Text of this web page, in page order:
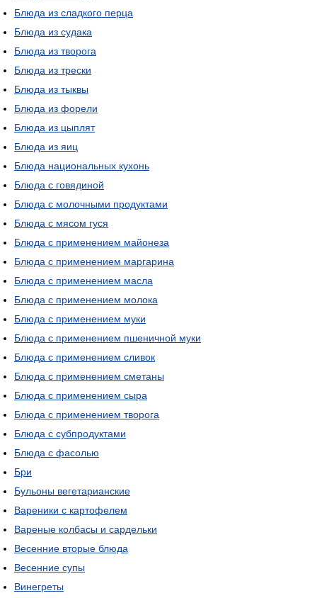
Блюда из сладкого перца
Блюда из судака
Блюда из творога
Блюда из трески
Блюда из тыквы
Блюда из форели
Блюда из цыплят
Блюда из яиц
Блюда национальных кухонь
Блюда с говядиной
Блюда с молочными продуктами
Блюда с мясом гуся
Блюда с применением майонеза
Блюда с применением маргарина
Блюда с применением масла
Блюда с применением молока
Блюда с применением муки
Блюда с применением пшеничной муки
Блюда с применением сливок
Блюда с применением сметаны
Блюда с применением сыра
Блюда с применением творога
Блюда с субпродуктами
Блюда с фасолью
Бри
Бульоны вегетарианские
Вареники с картофелем
Вареные колбасы и сардельки
Весенние вторые блюда
Весенние супы
Винегреты